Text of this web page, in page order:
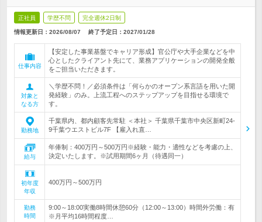
正社員 学歴不問 完全週休2日制
情報更新日：2026/08/07 終了予定日： 2027/01/28
仕事内容
【安定した事業基盤でキャリア形成】官公庁や大手企業などを中
心としたクライアント先にて、業務アプリケーションの開発全般
をご担当いただきます。
対象と
なる方
＼学歴不問！／必須条件は「何らかのオープン系言語を用いた開
発経験」のみ。上流工程へのステップアップを目指せる環境で
す。
勤務地
千葉県内、都内顧客先常駐 ＜本社＞ 千葉県千葉市中央区新町24-
9千葉ウエストビル7F 【雇入れ直…
給与
年俸制：400万円～500万円※経験・能力・適性などを考慮の上、
決定いたします。※試用期間6ヶ月（待遇同一）
初年度
年収
400万円～500万円
勤務
時間
9:00～18:00実働8時間休憩60分（12:00～13:00）時間外労働：有
※月平均16時間程度…